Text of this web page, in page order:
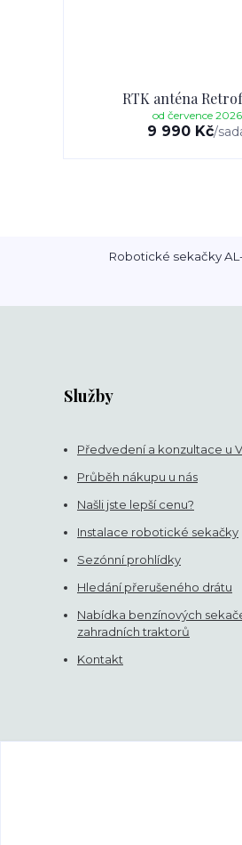
RTK anténa
9 990 Kč/
od července 2026
Robotické sekačky
Služby
Předvedení a konzultace u
Průběh nákupu u nás
Našli jste lepší cenu?
Instalace robotické sekačky
Sezónní prohlídky
Hledání přerušeného drátu
Nabídka benzínových
zahradních traktorů
Kontakt